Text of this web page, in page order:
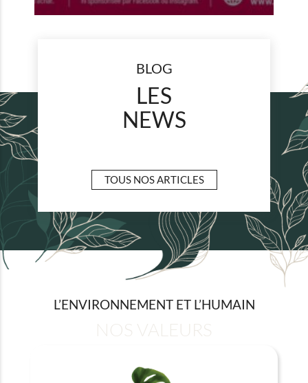
BLOG
LES
NEWS
TOUS NOS ARTICLES
L’ENVIRONNEMENT ET L’HUMAIN
NOS VALEURS